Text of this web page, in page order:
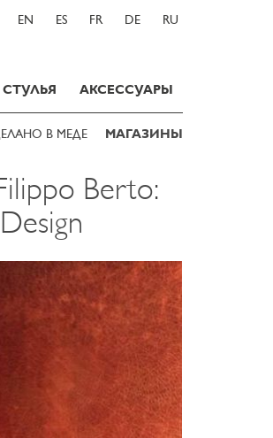
EN ES FR DE RU
АКСЕССУАРЫ
В МЕДЕ МАГАЗИНЫ
Berto: